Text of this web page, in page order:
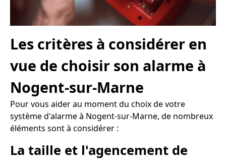
Les critères à considérer en
vue de choisir son alarme à
Nogent-sur-Marne
Pour vous aider au moment du choix de votre
système d'alarme à Nogent-sur-Marne, de nombreux
éléments sont à considérer :
La taille et l'agencement de